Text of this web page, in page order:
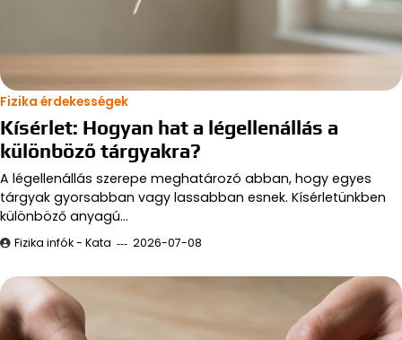
Fizika érdekességek
Kísérlet: Hogyan hat a légellenállás a
különböző tárgyakra?
A légellenállás szerepe meghatározó abban, hogy egyes
tárgyak gyorsabban vagy lassabban esnek. Kísérletünkben
különböző anyagú…
Fizika infók - Kata 2026-07-08